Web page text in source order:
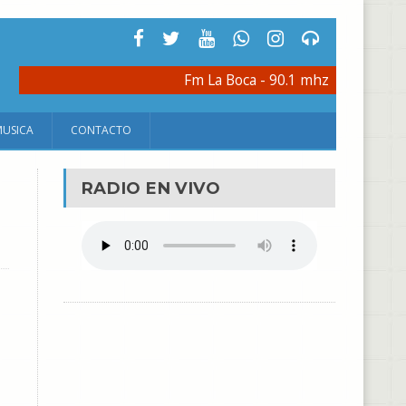
Fm La Boca - 90.1 mhz
CONTACTO
RADIO EN VIVO